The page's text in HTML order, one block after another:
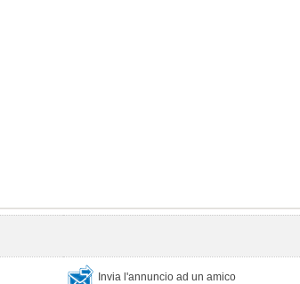
Invia l'annuncio ad un amico